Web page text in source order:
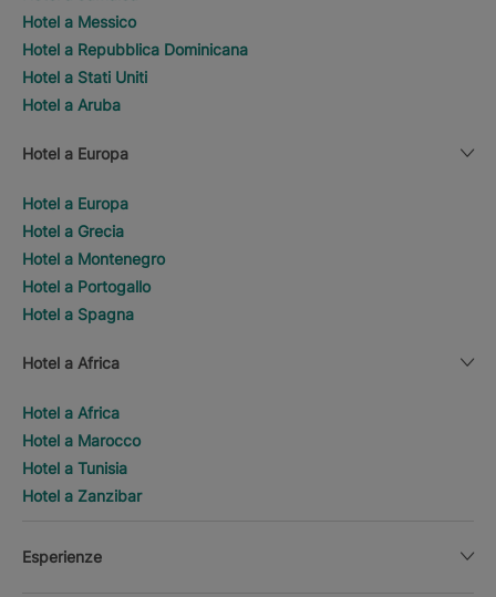
Hotel a Messico
Hotel a Repubblica Dominicana
Hotel a Stati Uniti
Hotel a Aruba
Hotel a Europa
Hotel a Europa
Hotel a Grecia
Hotel a Montenegro
Hotel a Portogallo
Hotel a Spagna
Hotel a Africa
Hotel a Africa
Hotel a Marocco
Hotel a Tunisia
Hotel a Zanzibar
Esperienze